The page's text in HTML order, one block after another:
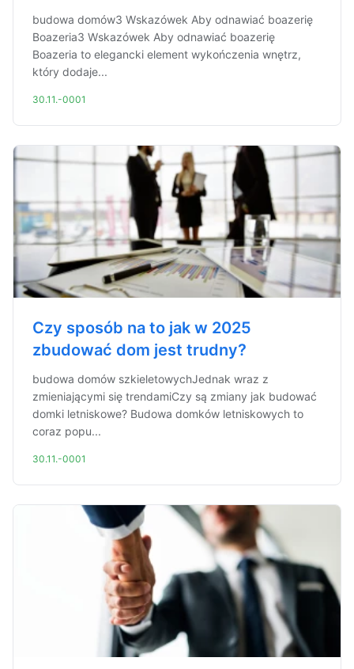
budowa domów3 Wskazówek Aby odnawiać boazerię
Boazeria3 Wskazówek Aby odnawiać boazerię
Boazeria to elegancki element wykończenia wnętrz,
który dodaje...
30.11.-0001
Czy sposób na to jak w 2025
zbudować dom jest trudny?
budowa domów szkieletowychJednak wraz z
zmieniającymi się trendamiCzy są zmiany jak budować
domki letniskowe? Budowa domków letniskowych to
coraz popu...
30.11.-0001